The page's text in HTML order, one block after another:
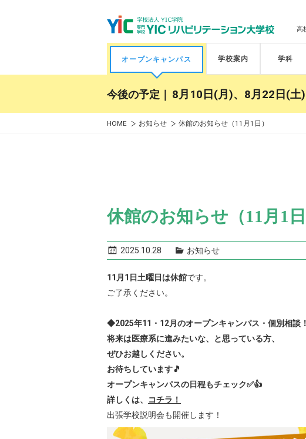
高
オープンキャンパス 学校案内 学科
今後の予定｜ 8月10日(月)、8月22日(土)
HOME お知らせ 休館のお知らせ（11月1日）
休館のお知らせ（11月1日
2025.10.28 お知らせ
11月1日土曜日は休館です。
ご了承ください。
◆2025年11・12月のオープンキャンパス・個別相談！
将来は医療系に進みたいな、と思っている方、
ぜひお越しください。
お待ちしています🎵
オープンキャンパスの日程もチェック✅👍
詳しくは、
コチラ！
出張学校説明会も開催します！